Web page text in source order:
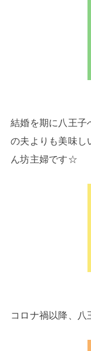
結婚を期に八王子
の夫よりも美味し
ん坊主婦です☆
コロナ禍以降、八